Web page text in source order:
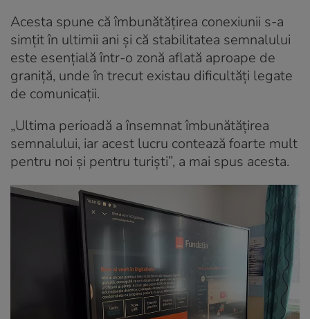
Acesta spune că îmbunătățirea conexiunii s-a
simțit în ultimii ani și că stabilitatea semnalului
este esențială într-o zonă aflată aproape de
graniță, unde în trecut existau dificultăți legate
de comunicații.
„Ultima perioadă a însemnat îmbunătățirea
semnalului, iar acest lucru contează foarte mult
pentru noi și pentru turiști”, a mai spus acesta.